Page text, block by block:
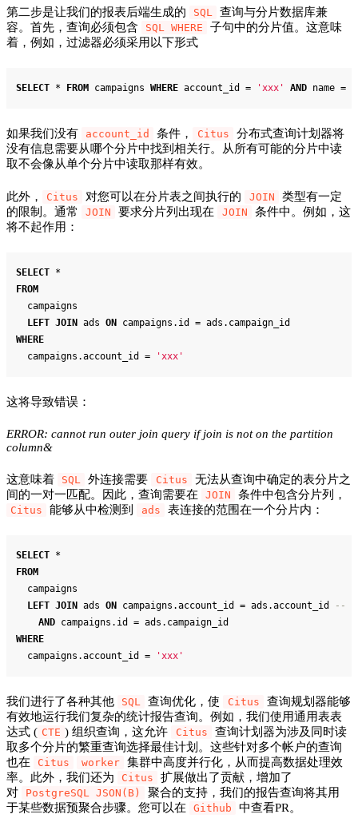
第二步是让我们的报表后端生成的 SQL 查询与分片数据库兼
容。首先，查询必须包含
SQL WHERE
子句中的分片值。这意味
着，例如，过滤器必须采用以下形式
SELECT * FROM campaigns WHERE account_id = 'xxx' AND name =
如果我们没有 account_id 条件， Citus
分布式查询计划器将
没有信息需要从哪个分片中找到相关行。从所有可能的分片中读
取不会像从单个分片中读取那样有效。
此外， Citus 对您可以在分片表之间执行的 JOIN
类型有一定
的限制。通常
JOIN 要求分片列出现在 JOIN
条件中。例如，这
将不起作用：
SELECT *
FROM
  campaigns
LEFT JOIN ads ON campaigns.id = ads.campaign_id
WHERE
  campaigns.account_id
= 'xxx'
这将导致错误：
ERROR: cannot run outer join query if join is not on the partition
column&
这意味着 SQL 外连接需要 Citus
无法从查询中确定的表分片之
间的一对一匹配。因此，查询需要在
JOIN 条件中包含分片列，
Citus 能够从中检测到 ads 表连接的范围在一个分片内：
SELECT *
FROM
  campaigns
LEFT JOIN ads ON campaigns.account_id = ads.account_id
--
AND campaigns.id = ads.campaign_id
WHERE
  campaigns.account_id
= 'xxx'
我们进行了各种其他 SQL 查询优化，使 Citus
查询规划器能够
有效地运行我们复杂的统计报告查询。例如，我们使用通用表表
达式 ( CTE ) 组织查询，这允许 Citus
查询计划器为涉及同时读
取多个分片的繁重查询选择最佳计划。这些针对多个帐户的查询
也在
Citus worker
集群中高度并行化，从而提高数据处理效
率。此外，我们还为
Citus
扩展做出了贡献，增加了
对
PostgreSQL JSON(B)
聚合的支持，我们的报告查询将其用
于某些数据预聚合步骤。您可以在
Github 中查看PR。